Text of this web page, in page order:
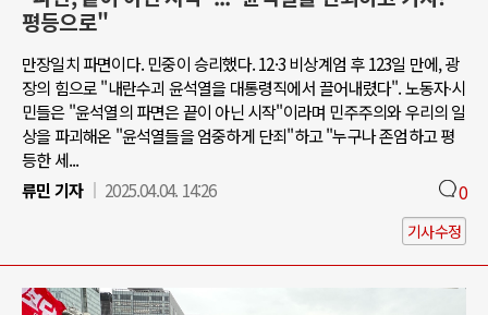
평등으로"
만장일치 파면이다. 민중이 승리했다. 12·3 비상계엄 후 123일 만에, 광
장의 힘으로 "내란수괴 윤석열을 대통령직에서 끌어내렸다". 노동자∙시
민들은 "윤석열의 파면은 끝이 아닌 시작"이라며 민주주의와 우리의 일
상을 파괴해온 "윤석열들을 엄중하게 단죄"하고 "누구나 존엄하고 평
등한 세...
류민 기자
2025.04.04. 14:26 0
기사수정